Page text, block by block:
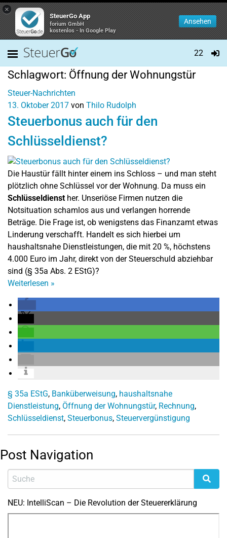
×
SteuerGo App
forium GmbH
kostenlos - In Google Play
Ansehen
22
Schlagwort: Öffnung der Wohnungstür
Steuer-Nachrichten
13. Oktober 2017 von Thilo Rudolph
Steuerbonus auch für den
Schlüsseldienst?
Die Haustür fällt hinter einem ins Schloss – und man steht
plötzlich ohne Schlüssel vor der Wohnung. Da muss ein
Schlüsseldiensther. Unseriöse Firmen nutzen die
Notsituation schamlos aus und verlangen horrende
Beträge. Die Frage ist, ob wenigstens das Finanzamt etwas
Linderung verschafft. Handelt es sich hierbei um
haushaltsnahe Dienstleistungen, die mit 20 %, höchstens
4.000 Euro im Jahr, direkt von der Steuerschuld abziehbar
sind (§ 35a Abs. 2 EStG)?
Weiterlesen »
§ 35a EStG, Banküberweisung, haushaltsnahe
Dienstleistung, Öffnung der Wohnungstür, Rechnung,
Schlüsseldienst, Steuerbonus, Steuervergünstigung
Post Navigation
NEU: IntelliScan – Die Revolution der Steuererklärung